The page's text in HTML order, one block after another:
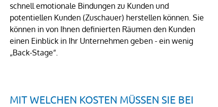
schnell emotionale Bindungen zu Kunden und
potentiellen Kunden (Zuschauer) herstellen können. Sie
können in von Ihnen definierten Räumen den Kunden
einen Einblick in Ihr Unternehmen geben - ein wenig
„Back-Stage“.
MIT WELCHEN KOSTEN MÜSSEN SIE BEI